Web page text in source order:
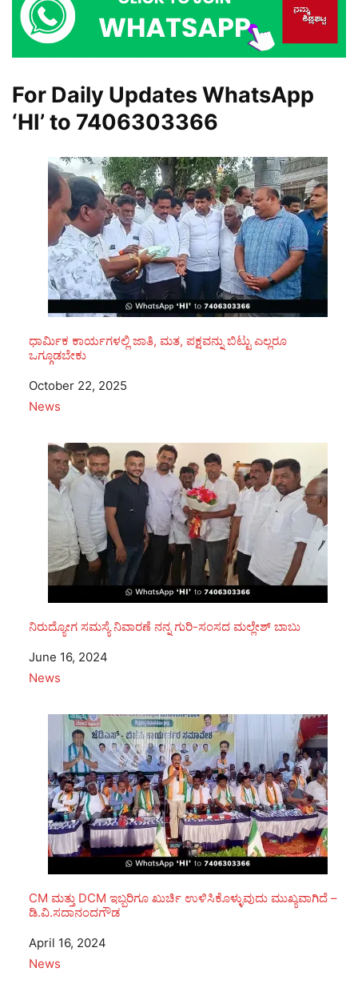
For Daily Updates WhatsApp
‘HI’ to 7406303366
ಧಾರ್ಮಿಕ ಕಾರ್ಯಗಳಲ್ಲಿ ಜಾತಿ, ಮತ, ಪಕ್ಷವನ್ನು ಬಿಟ್ಟು ಎಲ್ಲರೂ
ಒಗ್ಗೂಡಬೇಕು
Date
October 22, 2025
In relation to
News
ನಿರುದ್ಯೋಗ ಸಮಸ್ಯೆ ನಿವಾರಣೆ ನನ್ನ ಗುರಿ-ಸಂಸದ ಮಲ್ಲೇಶ್‌ ಬಾಬು
Date
June 16, 2024
In relation to
News
CM ಮತ್ತು DCM ಇಬ್ಬರಿಗೂ ಖುರ್ಚಿ ಉಳಿಸಿಕೊಳ್ಳುವುದು ಮುಖ್ಯವಾಗಿದೆ –
ಡಿ.ವಿ.ಸದಾನಂದಗೌಡ
Date
April 16, 2024
In relation to
News